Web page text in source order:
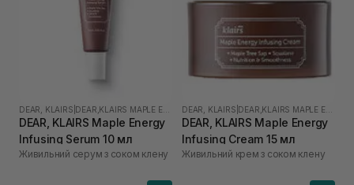
DEAR, KLAIRS
DEAR, KLAIRS Maple Energy
Infusing Serum 10 мл
Живильний серум з соком клену
DEAR, KLAIRS
DEAR, KLAIRS Maple Energy
Infusing Cream 15 мл
Живильний крем з соком клену